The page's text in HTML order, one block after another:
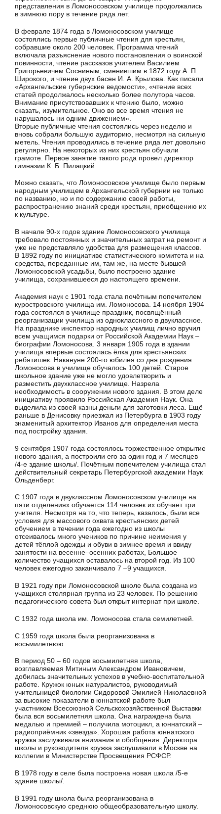
представления в Ломоносовском учили­ще продолжались
в зимнюю пору в течение ряда лет.
В феврале 1874 года в Ломоносовском училище
состоялись первые публичные чтения для крестьян,
собравшие около 200 человек. Программа чтений
включала разъяснение нового поста­новления о воинской
повинности, чтение рассказов учителем Василием
Григорьевичем Сосниным, сменившим в 1872 году А. П.
Широкого, и чтение двух басен И. А. Крылова. Как писали
«Архангельские губернские ведомости», «чтение всех
статей про­должалось несколько более полутора часов.
Внимание присутст­вовавших к чтению было, можно
сказать, изумительное. Оно во все время чтения не
нарушалось ни одним движением».
Вторые публичные чтения состоялись через неделю и
вновь собрали большую аудиторию, несмотря на сильную
метель. Чте­ния проводились в течение ряда лет довольно
регулярно. На не­которых из них крестьян обучали
грамоте. Первое занятие та­кого рода провел директор
гимназии К. Б. Пилацкий.
Можно сказать, что Ломоносовское училище было первым
народным училищем в Архангельской губернии не только
по названию, но и по содержанию своей работы,
распространению знаний среди крестьян, приобщению их
к культуре.
В начале 90-х годов здание Ломоносовского училища
требо­вало постоянных и значительных затрат на ремонт и
уже не представляло удобства для размещения классов.
В 1892 году по инициативе статистического комитета и на
средства, пере­данные им, там же, на месте бывшей
Ломоносовской усадьбы, было построено здание
училища, сохранившееся до настоящего времени.
Академия наук с 1901 года стала почётным попечителем
куростровского училища им. Ломоносова. 14 ноября 1904
года состоялся в училище праздник, посвящённый
реорганизации училища из одноклассного в двуклассное.
На празднике инспектор народных училищ лично вручил
всем учащимся подарки от Российской Академии Наук –
биографии Ломоносова. 3 января 1905 года в здании
училища впервые состоялась ёлка для крестьянских
ребятишек. Накануне 200-го юбилея со дня рождения
Ломоносова в училище обучалось 100 детей. Старое
школьное здание уже не могло удовлетворить и
разместить двухклассное училище. Назрела
необходимость в сооружении нового здания. В этом деле
инициативу проявило Российская Академия Наук. Она
выделила из своей казны деньги для заготовки леса. Ещё
раньше в Денисовку приезжал из Петербурга в 1903 году
знаменитый архитектор Иванов для определения места
под постройку здания.
9 сентября 1907 года состоялось торжественное открытие
нового здания, а построили его за один год и 7 месяцев
/4-е здание школы/. Почётным попечителем училища стал
действительный секретарь Петербургской академии Наук
Ольденберг.
С 1907 года в двуклассном Ломоносовском училище на
пяти отделениях обучается 114 человек их обучает три
учителя. Несмотря на то, что теперь, казалось, были все
условия для массового охвата крестьянских детей
обучением в течении года ежегодно из школы
отсеивалось много учеников по причине неимения у
детей тёплой одежды и обуви в зимнее время и ввиду
занятости на весенне–осенних работах, Большое
количество учащихся оставалось на второй год. Из 100
человек ежегодно заканчивало 7 –9 учащихся.
В 1921 году при Ломоносовской школе была создана из
учащихся столярная группа из 23 человек. По решению
педагогического совета был открыт интернат при школе.
С 1932 года школа им. Ломоносова стала семилетней.
С 1959 года школа была реорганизована в
восьмилетнюю.
В период 50 – 60 годов восьмилетняя школа,
возглавляемая Митиным Александром Ивановичем,
добилась значительных успехов в учебно-воспитательной
работе. Кружок юных натуралистов, руководимый
учительницей биологии Сидоровой Эмилией Николаевной
за высокие показатели в юннатской работе был
участником Всесоюзной Сельскохозяйственной Выставки
была вся восьмилетняя школа. Она награждена была
медалью и премией – получила мотоцикл, а юннатский –
радиоприёмник «звезда». Хорошая работа юннатского
кружка заслуживала внимания и обобщения. Директора
школы и руководителя кружка заслушивали в Москве на
коллегии в Министерстве Просвещения РСФСР.
В 1978 году в селе была построена новая школа /5-е
здание школы/.
В 1991 году школа была реорганизована в
Ломоносовскую среднюю общеобразовательную школу.